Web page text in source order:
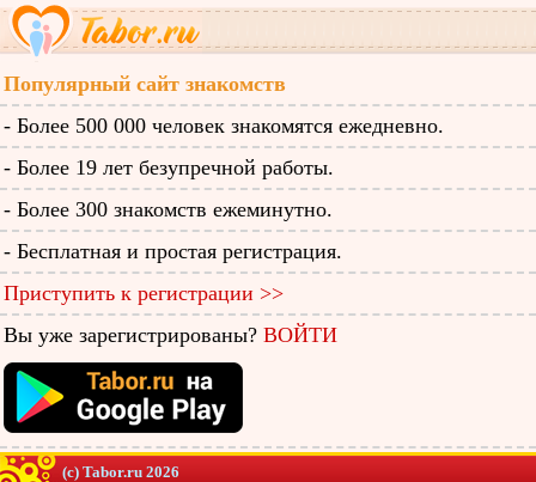
Популярный сайт знакомств
- Более 500 000 человек знакомятся ежедневно.
- Более 19 лет безупречной работы.
- Более 300 знакомств ежеминутно.
- Бесплатная и простая регистрация.
Приступить к регистрации >>
Вы уже зарегистрированы? ВОЙТИ
(c) Tabor.ru 2026